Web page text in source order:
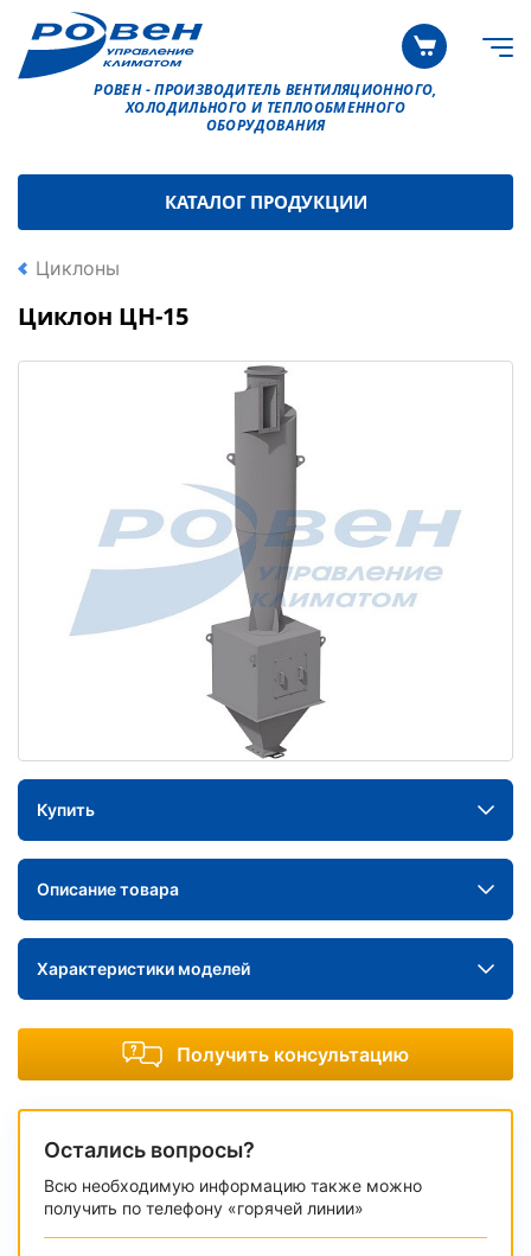
РОВЕН - ПРОИЗВОДИТЕЛЬ ВЕНТИЛЯЦИОННОГО,
ХОЛОДИЛЬНОГО И ТЕПЛООБМЕННОГО
ОБОРУДОВАНИЯ
КАТАЛОГ ПРОДУКЦИИ
Циклоны
Циклон ЦН-15
Купить
Описание товара
Характеристики моделей
Получить консультацию
Остались вопросы?
Всю необходимую информацию также можно
получить по телефону «горячей линии»